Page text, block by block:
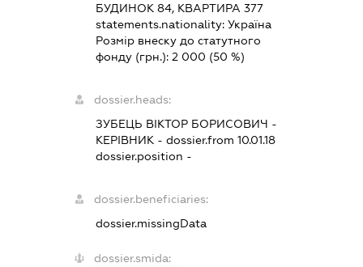
БУДИНОК 84, КВАРТИРА 377
statements.nationality: Україна
Розмір внеску до статутного
фонду (грн.): 2 000 (50 %)
dossier.heads:
ЗУБЕЦЬ ВІКТОР БОРИСОВИЧ -
КЕРІВНИК - dossier.from 10.01.18
dossier.position -
dossier.beneficiaries:
dossier.missingData
dossier.smida: